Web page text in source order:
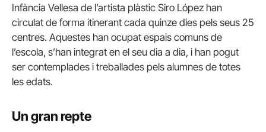
Infància Vellesa de l’artista plàstic Siro López han
circulat de forma itinerant cada quinze dies pels seus 25
centres. Aquestes han ocupat espais comuns de
l’escola, s’han integrat en el seu dia a dia, i han pogut
ser contemplades i treballades pels alumnes de totes
les edats.
Un gran repte